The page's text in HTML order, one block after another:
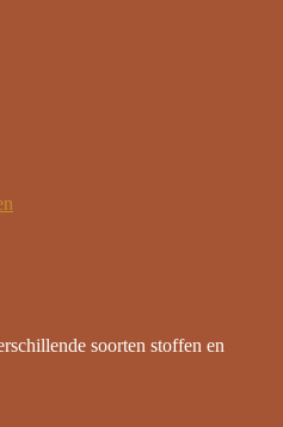
soorten stoffen en